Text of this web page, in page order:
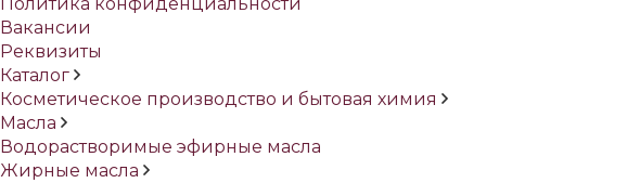
Вакансии
Реквизиты
Каталог
Косметическое производство и бытовая химия
Масла
Водорастворимые эфирные масла
Жирные масла